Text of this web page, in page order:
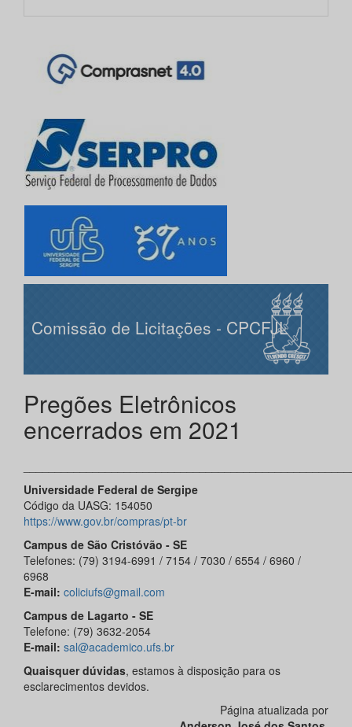
Comissão de Licitações - CPCFJL
Pregões Eletrônicos
encerrados em 2021
Universidade Federal de Sergipe
Código da UASG: 154050
https://www.gov.br/compras/pt-br
Campus de São Cristóvão - SE
Telefones: (79) 3194-6991 / 7154 / 7030 / 6554 / 6960 /
6968
E-mail: coliciufs@gmail.com
Campus de Lagarto - SE
Telefone: (79) 3632-2054
E-mail: sal@academico.ufs.br
Quaisquer dúvidas, estamos à disposição para os
esclarecimentos devidos.
Página atualizada por